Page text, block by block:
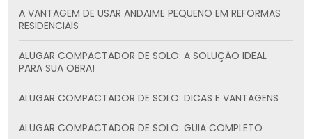
A VANTAGEM DE USAR ANDAIME PEQUENO EM REFORMAS
RESIDENCIAIS
ALUGAR COMPACTADOR DE SOLO: A SOLUÇÃO IDEAL
PARA SUA OBRA!
ALUGAR COMPACTADOR DE SOLO: DICAS E VANTAGENS
ALUGAR COMPACTADOR DE SOLO: GUIA COMPLETO